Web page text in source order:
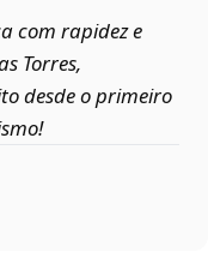
com rapidez e
Torres,
desde o primeiro